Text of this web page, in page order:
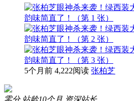
5个月前 4,222阅读 张柏芝
零分 站龄10个月 资深站长